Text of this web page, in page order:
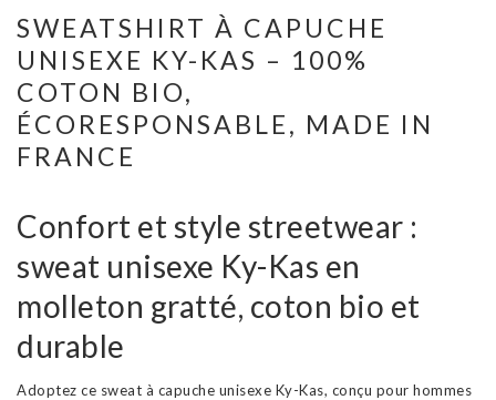
SWEATSHIRT À CAPUCHE
UNISEXE KY-KAS – 100%
COTON BIO,
ÉCORESPONSABLE, MADE IN
FRANCE
Confort et style streetwear :
sweat unisexe Ky-Kas en
molleton gratté, coton bio et
durable
Adoptez ce sweat à capuche unisexe Ky-Kas, conçu pour hommes